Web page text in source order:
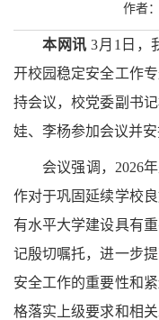
作者
本网讯 3月1日，
开校园稳定安全工作
持会议，校党委副书
娃、李杨参加会议并安
会议强调，2026
作对于巩固延续学校
有水平大学建设具有
记殷切嘱托，进一步
安全工作的重要性和
格落实上级要求和相